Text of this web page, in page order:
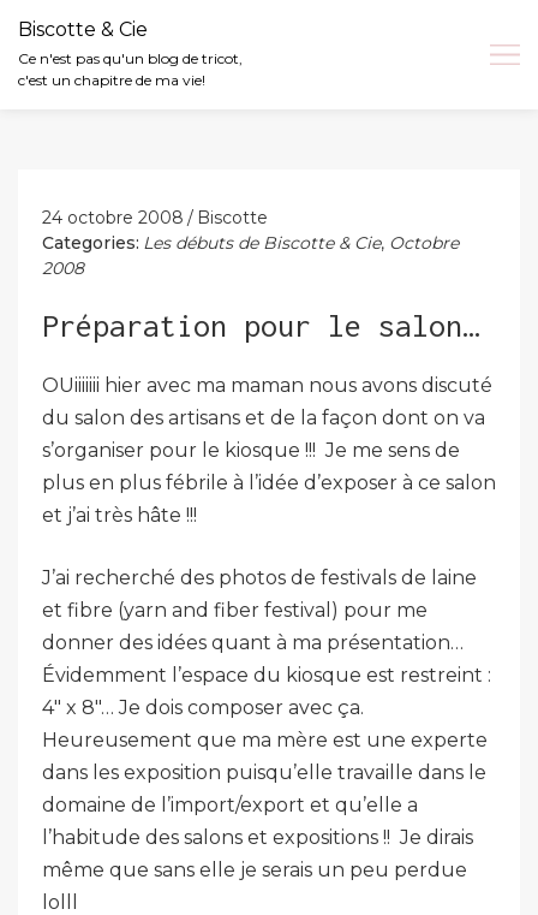
Biscotte & Cie
Ce n'est pas qu'un blog de tricot,
c'est un chapitre de ma vie!
24 octobre 2008
Biscotte
Categories: Les débuts de Biscotte & Cie, Octobre
2008
Préparation pour le salon…
OUiiiiiii hier avec ma maman nous avons discuté
du salon des artisans et de la façon dont on va
s’organiser pour le kiosque !!! Je me sens de
plus en plus fébrile à l’idée d’exposer à ce salon
et j’ai très hâte !!!
J’ai recherché des photos de festivals de laine
et fibre (yarn and fiber festival) pour me
donner des idées quant à ma présentation…
Évidemment l’espace du kiosque est restreint :
4″ x 8″… Je dois composer avec ça.
Heureusement que ma mère est une experte
dans les exposition puisqu’elle travaille dans le
domaine de l’import/export et qu’elle a
l’habitude des salons et expositions !! Je dirais
même que sans elle je serais un peu perdue
lolll